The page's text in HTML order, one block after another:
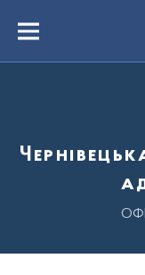
вмістуMenu